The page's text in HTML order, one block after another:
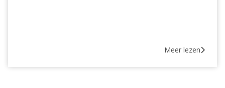
Meer lezen